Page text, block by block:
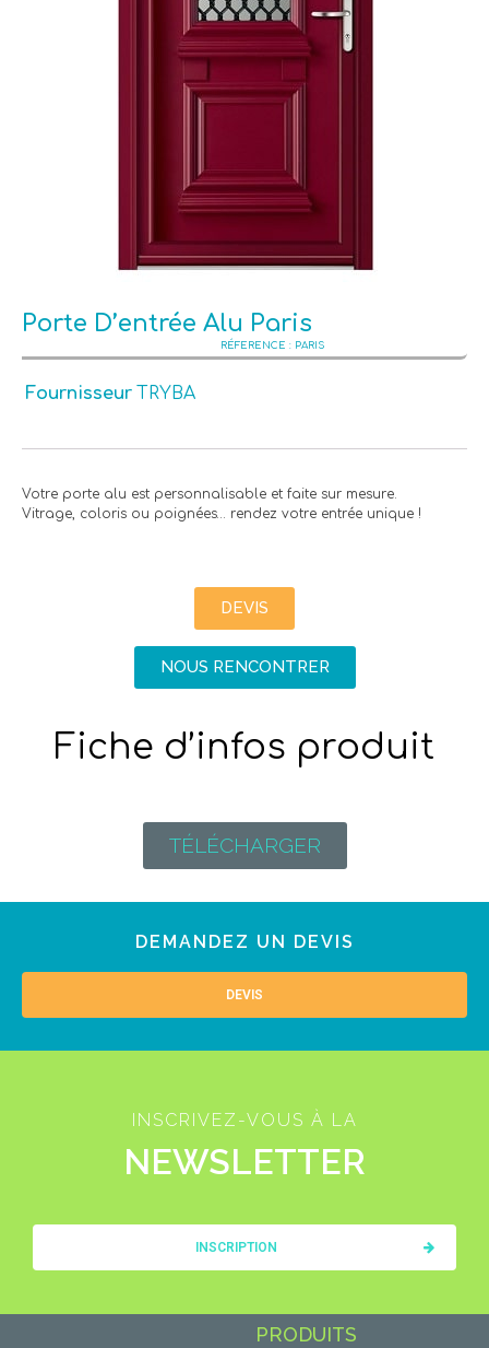
Porte D’entrée Alu Paris
PARIS
Fournisseur TRYBA
Votre porte alu est personnalisable et faite sur mesure.
Vitrage, coloris ou poignées… rendez votre entrée unique !
DEVIS
NOUS RENCONTRER
Fiche d’infos produit
TÉLÉCHARGER
DEMANDEZ UN DEVIS
DEVIS
INSCRIVEZ-VOUS À LA
NEWSLETTER
INSCRIPTION
PRODUITS